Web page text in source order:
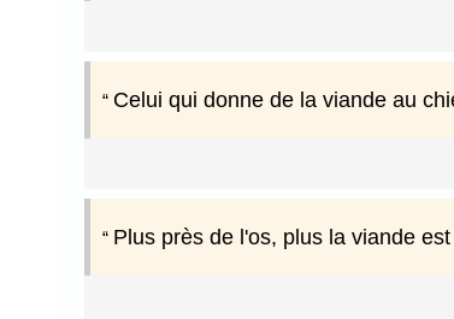
Celui qui donne de la viande au
Plus près de l'os, plus la viande